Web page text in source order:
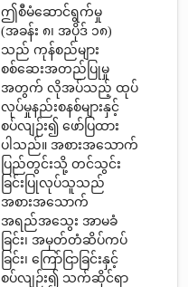
ဤစီမံဆောင်ရွက်မှု
(အခန်း ၈၊ အပိုဒ် ၁၈)
သည် ကုန်စည်များ
စစ်ဆေးအတည်ပြုမှု
အတွက် လိုအပ်သည့် ထုပ်
လုပ်မှုနည်းစနစ်များနှင့်
စပ်လျဉ်း၍ ဖော်ပြထား
ပါသည်။ အစားအသောက်
ပြည်တွင်းသို့ တင်သွင်း
ခြင်းပြုလုပ်သူသည်
အစားအသောက်
အရည်အသွေး အာမခံ
ခြင်း၊ အမှတ်တံဆိပ်ကပ်
ခြင်း၊ ကြော်ငြာခြင်းနှင့်
စပ်လျဉ်း၍ သက်ဆိုင်ရာ